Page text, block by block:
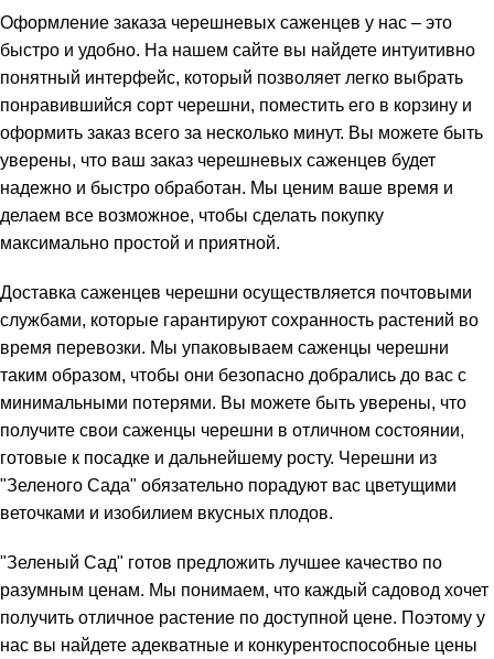
Оформление заказа черешневых саженцев у нас – это
быстро и удобно. На нашем сайте вы найдете интуитивно
понятный интерфейс, который позволяет легко выбрать
понравившийся сорт черешни, поместить его в корзину и
оформить заказ всего за несколько минут. Вы можете быть
уверены, что ваш заказ черешневых саженцев будет
надежно и быстро обработан. Мы ценим ваше время и
делаем все возможное, чтобы сделать покупку
максимально простой и приятной.
Доставка саженцев черешни осуществляется почтовыми
службами, которые гарантируют сохранность растений во
время перевозки. Мы упаковываем саженцы черешни
таким образом, чтобы они безопасно добрались до вас с
минимальными потерями. Вы можете быть уверены, что
получите свои саженцы черешни в отличном состоянии,
готовые к посадке и дальнейшему росту. Черешни из
"Зеленого Сада" обязательно порадуют вас цветущими
веточками и изобилием вкусных плодов.
"Зеленый Сад" готов предложить лучшее качество по
разумным ценам. Мы понимаем, что каждый садовод хочет
получить отличное растение по доступной цене. Поэтому у
нас вы найдете адекватные и конкурентоспособные цены